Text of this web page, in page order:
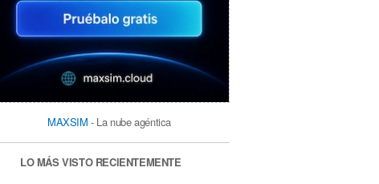
MAXSIM - La nube agéntica
LO MÁS VISTO RECIENTEMENTE